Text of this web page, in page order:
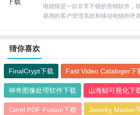
上阵，专注沟通qq轻聊版弹窗广告少
你专注于沟通。在QQ中去除了弹窗
电销猫是一款非常不错的营销软件，
易用的客户管理系统和移动电销外呼
猜你喜欢
FinalCrypt下载 Fast Video Cataloger下
神奇图像处理软件下载 山海鲸可视化下
Corel PDF Fusion下载 Jewelry Master